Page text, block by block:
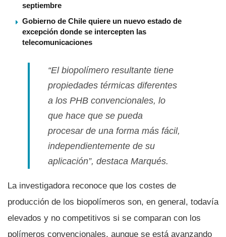
septiembre
Gobierno de Chile quiere un nuevo estado de
excepción donde se intercepten las
telecomunicaciones
“El biopolí­mero resultante tiene
propiedades térmicas diferentes
a los PHB convencionales, lo
que hace que se pueda
procesar de una forma más fácil,
independientemente de su
aplicación”, destaca Marqués.
La investigadora reconoce que los costes de
producción de los biopolí­meros son, en general, todaví­a
elevados y no competitivos si se comparan con los
polí­meros convencionales, aunque se está avanzando